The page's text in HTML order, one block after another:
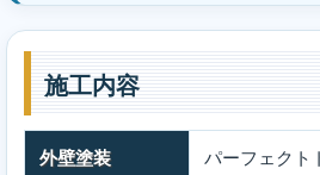
施工内容
外壁塗装
パーフェクト